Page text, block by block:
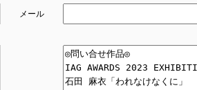
メール